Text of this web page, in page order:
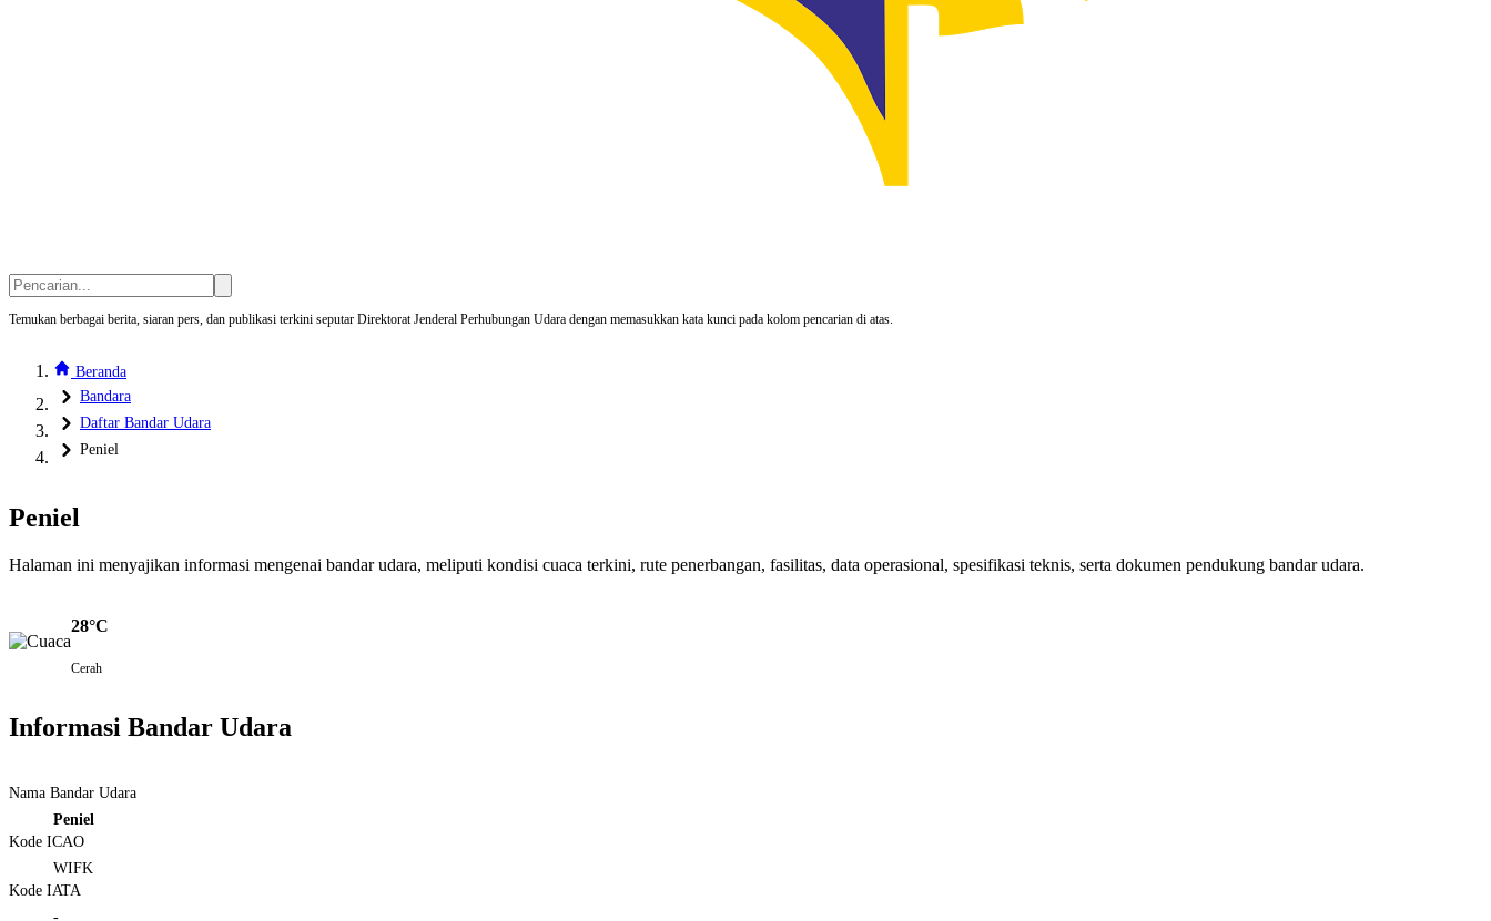
Temukan berbagai berita, siaran pers, dan publikasi terkini seputar Direktorat Jenderal Perhubungan Udara dengan memasukkan kata kunci pada kolom pencarian di atas.
Beranda
Bandara
Daftar Bandar Udara
Peniel
Peniel
Halaman ini menyajikan informasi mengenai bandar udara, meliputi kondisi cuaca terkini, rute penerbangan, fasilitas, data operasional, spesifikasi teknis, serta dokumen pendukung bandar udara.
28°C
Cerah
Informasi Bandar Udara
Nama Bandar Udara
Peniel
Kode ICAO
WIFK
Kode IATA
-